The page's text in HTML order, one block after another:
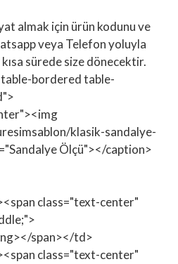
almak için ürün kodunu ve
veya Telefon yoluyla
sürede size dönecektir.
bordered table-
klasik-sandalye-
Ölçü"></caption>
class="text-center"
span></td>
class="text-center"